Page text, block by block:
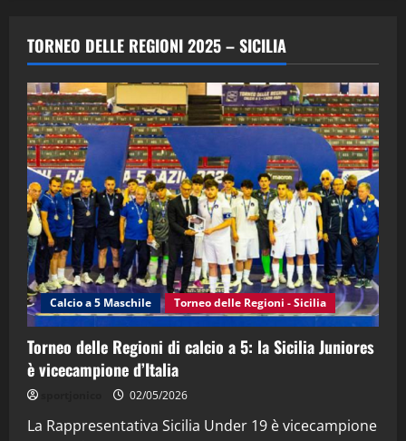
2
“SportEmpire” in Podcast: 29^ Puntata
(Martedi 28 Aprile 2026)
3
"SportEmpire" in Podcast
“SportEmpire” in Podcast: 28^ Puntata
(Martedi 21 Aprile 2026)
21/04/2026
4
"SportEmpire" in Podcast Sport News
“SportEmpire” in Podcast: 27^ Puntata
(Martedi 14 Aprile 2026)
15/04/2026
"SportEmpire" in Podcast
“SportEmpire” in Podcast: 26^ Puntata
08/04/2026
TORNEO DELLE REGIONI 2025 – SICILIA
Calcio a 5 Maschile Torneo delle Regioni - Sicilia
Torneo delle Regioni di calcio a 5: la Sicilia Juniores
è vicecampione d’Italia
02/05/2026
La Rappresentativa Sicilia Under 19 è vicecampione